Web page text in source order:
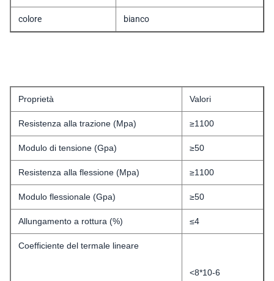
colore bianco
Proprietà Valori
Resistenza alla trazione (Mpa) ≥1100
Modulo di tensione (Gpa) ≥50
Resistenza alla flessione (Mpa) ≥1100
Modulo flessionale (Gpa) ≥50
Allungamento a rottura (%) ≤4
Coefficiente del termale lineare
<8*10-6